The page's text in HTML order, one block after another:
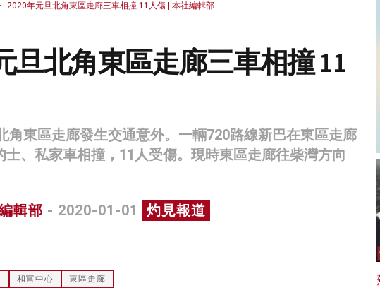
2020年元旦北角東區走廊三車相撞 11人傷 | 本社編輯部
旦北角東區走廊三車相撞 11
角東區走廊發生交通意外。一輛720路線新巴在東區走廊
士、私家車相撞，11人受傷。現時東區走廊往柴灣方向
輯部 - 2020-01-01 灼見報道
和富中心 東區走廊